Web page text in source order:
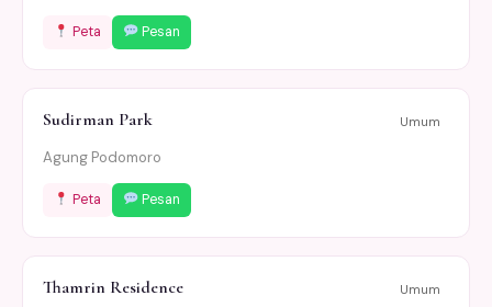
Peta Pesan
Sudirman Park Umum
Agung Podomoro
Peta Pesan
Thamrin Residence Umum